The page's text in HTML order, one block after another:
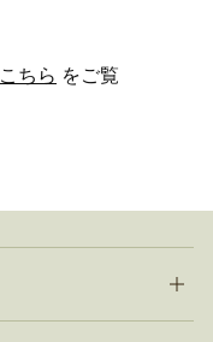
こちら をご覧